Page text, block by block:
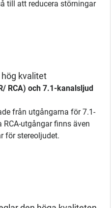
till att reducera störningar
kvalitet
RCA) och 7.1-kanalsljud
från utgångarna för 7.1-
utgångar finns även
för stereoljudet.